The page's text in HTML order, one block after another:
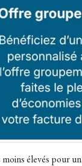
élevés pour